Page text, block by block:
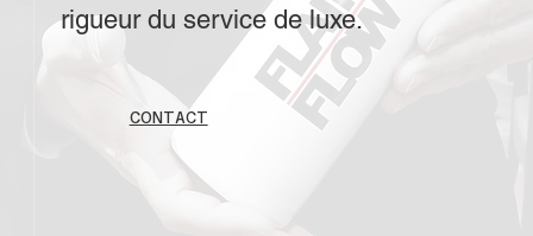
CONTACT
rigueur du service de luxe.